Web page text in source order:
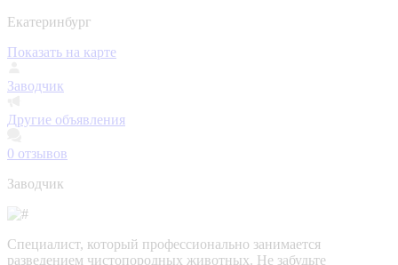
Екатеринбург
Показать на карте
Заводчик
Другие объявления
0 отзывов
Заводчик
Специалист, который профессионально занимается
разведением чистопородных животных. Не забудьте